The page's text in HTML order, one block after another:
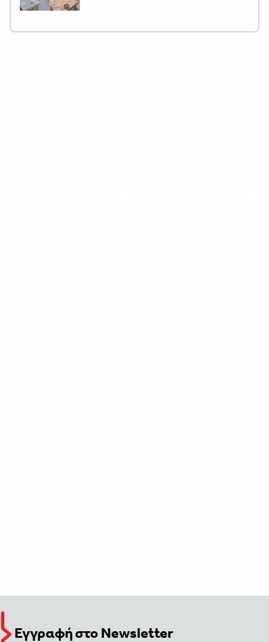
Εγγραφή στο Newsletter